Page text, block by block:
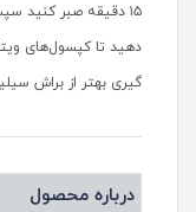
۱۵ دقیقه صبر کنید
دهید تا کپسول‌های
گیری بهتر از براش
درباره محصول